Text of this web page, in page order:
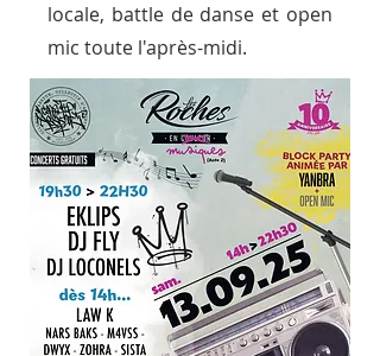
locale, battle de danse et open
mic toute l'après-midi.